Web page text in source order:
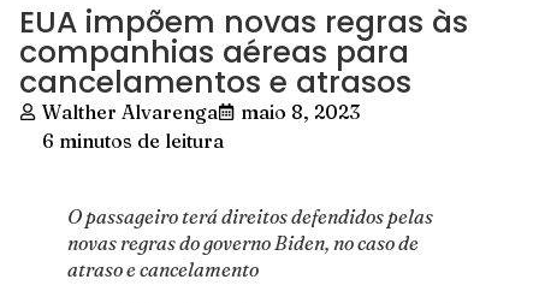
EUA impõem novas regras às
companhias aéreas para
cancelamentos e atrasos
Walther Alvarenga
maio 8, 2023
6 minutos de leitura
O passageiro terá direitos defendidos pelas
novas regras do governo Biden, no caso de
atraso e cancelamento